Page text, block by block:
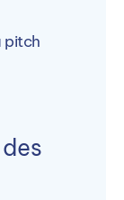
pitch